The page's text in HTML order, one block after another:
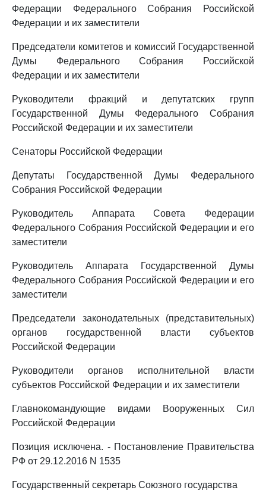
Федерации Федерального Собрания Российской
Федерации и их заместители
Председатели комитетов и комиссий Государственной
Думы Федерального Собрания Российской
Федерации и их заместители
Руководители фракций и депутатских групп
Государственной Думы Федерального Собрания
Российской Федерации и их заместители
Сенаторы Российской Федерации
Депутаты Государственной Думы Федерального
Собрания Российской Федерации
Руководитель Аппарата Совета Федерации
Федерального Собрания Российской Федерации и его
заместители
Руководитель Аппарата Государственной Думы
Федерального Собрания Российской Федерации и его
заместители
Председатели законодательных (представительных)
органов государственной власти субъектов
Российской Федерации
Руководители органов исполнительной власти
субъектов Российской Федерации и их заместители
Главнокомандующие видами Вооруженных Сил
Российской Федерации
Позиция исключена. - Постановление Правительства
РФ от 29.12.2016 N 1535
Государственный секретарь Союзного государства